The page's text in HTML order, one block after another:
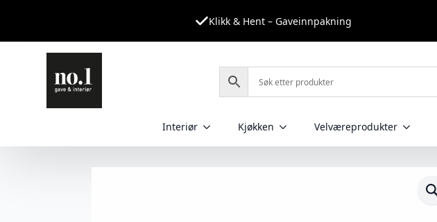
Klikk & Hent – Gaveinnpakning
Interiør Kjøkken Velværeprodukter